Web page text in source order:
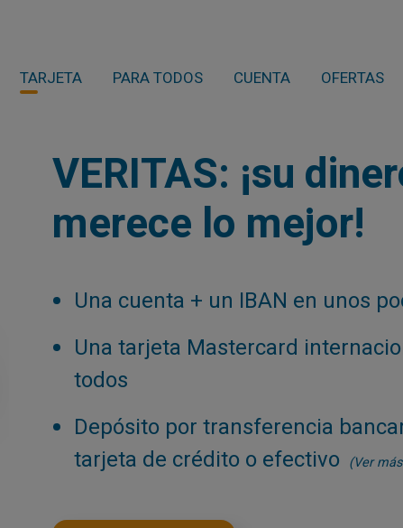
TARJETA PARA TODOS CUENTA OFERTAS
VERITAS: ¡su
merece lo mejor!
Una cuenta + un IBAN en unos
Una tarjeta Mastercard
todos
Depósito por transferencia
tarjeta de crédito o efectivo (Ver